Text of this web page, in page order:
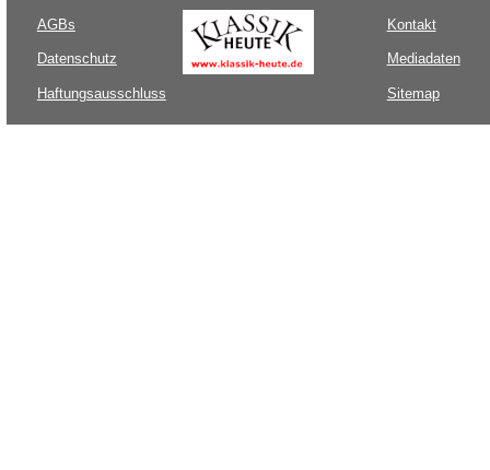
AGBs
Datenschutz
Haftungsausschluss
Kontakt
Mediadaten
Sitemap